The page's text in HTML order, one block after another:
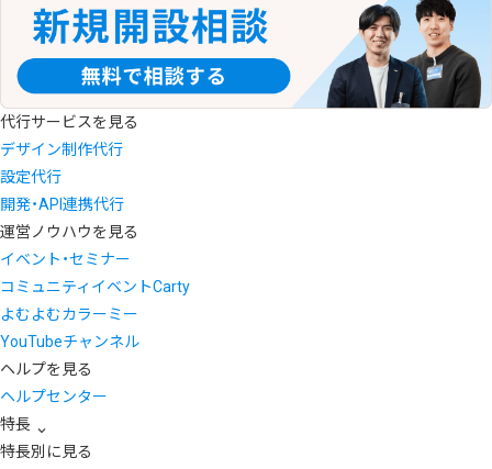
代行サービスを見る
デザイン制作代行
設定代行
開発・API連携代行
運営ノウハウを見る
イベント・セミナー
コミュニティイベントCarty
よむよむカラーミー
YouTubeチャンネル
ヘルプを見る
ヘルプセンター
特長
特長別に見る